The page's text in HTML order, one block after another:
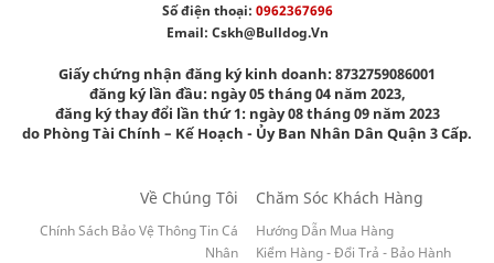
Số điện thoại: 0962367696
Email: Cskh@bulldog.vn
Giấy chứng nhận đăng ký kinh doanh: 8732759086001
đăng ký lần đầu: ngày 05 tháng 04 năm 2023,
đăng ký thay đổi lần thứ 1: ngày 08 tháng 09 năm 2023
do Phòng Tài Chính – Kế Hoạch - Ủy Ban Nhân Dân Quận 3 Cấp.
Về Chúng Tôi
Chính Sách Bảo Vệ Thông Tin Cá
Nhân
Chăm Sóc Khách Hàng
Hướng Dẫn Mua Hàng
Kiểm Hàng - Đổi Trả - Bảo Hành